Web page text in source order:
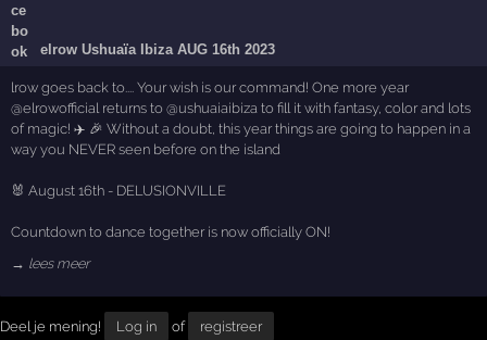
elrow Ushuaïa Ibiza AUG 16th 2023
lrow goes back to.... Your wish is our command! One more year
@elrowofficial returns to @ushuaiaibiza to fill it with fantasy, color and lots
of magic! ✈️ 🎉 Without a doubt, this year things are going to happen in a
way you NEVER seen before on the island
🐰 August 16th - DELUSIONVILLE
Countdown to dance together is now officially ON!
→ lees meer
Deel je mening! Log in of registreer